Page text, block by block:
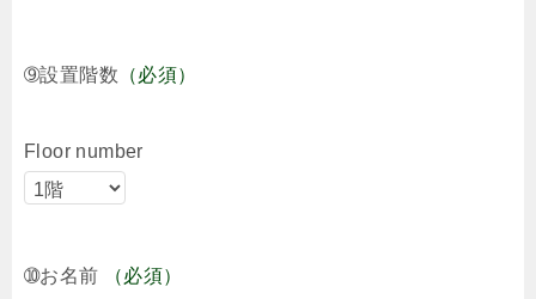
➈設置階数 （必須）
Floor number
➉お名前
（必須）